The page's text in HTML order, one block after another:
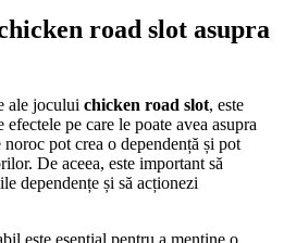
road slot asupra
ale jocului chicken road slot, este
efectele pe care le poate avea asupra
pot crea o dependență și pot
De aceea, este important să
dependențe și să acționezi
este esențial pentru a menține o